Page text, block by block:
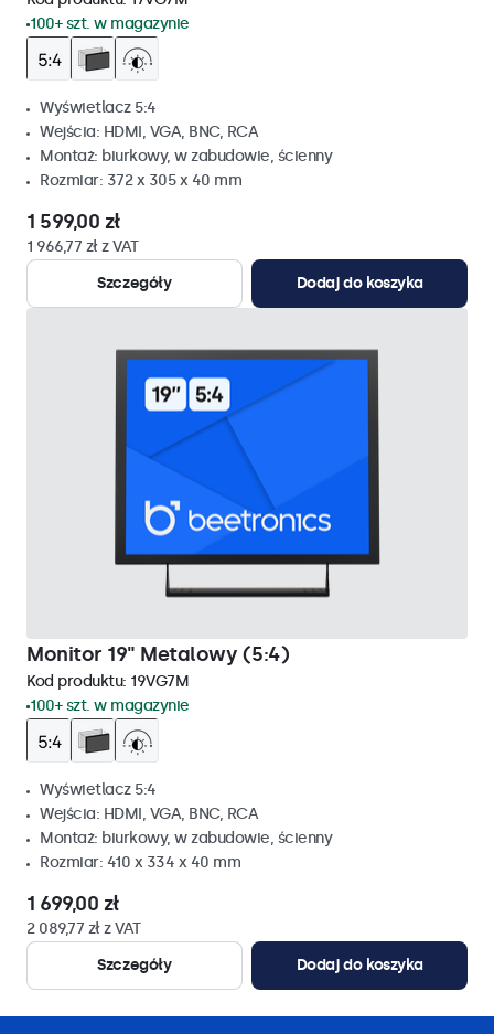
100+ szt. w magazynie
Wyświetlacz 5:4
Wejścia: HDMI, VGA, BNC, RCA
Montaż: biurkowy, w zabudowie, ścienny
Rozmiar: 372 x 305 x 40 mm
1 599,00 zł
1 966,77 zł z VAT
Szczegóły
Dodaj do koszyka
Monitor 19" Metalowy (5:4)
Kod produktu: 19VG7M
100+ szt. w magazynie
Wyświetlacz 5:4
Wejścia: HDMI, VGA, BNC, RCA
Montaż: biurkowy, w zabudowie, ścienny
Rozmiar: 410 x 334 x 40 mm
1 699,00 zł
2 089,77 zł z VAT
Szczegóły
Dodaj do koszyka